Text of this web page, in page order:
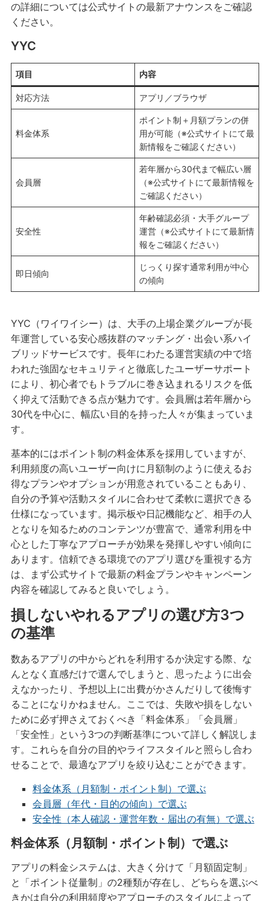
の詳細については公式サイトの最新アナウンスをご確認
ください。
YYC
項目 内容
対応方法 アプリ／ブラウザ
料金体系
ポイント制＋月額プランの併
用が可能（※公式サイトにて最
新情報をご確認ください）
会員層
若年層から30代まで幅広い層
（※公式サイトにて最新情報を
ご確認ください）
安全性
年齢確認必須・大手グループ
運営（※公式サイトにて最新情
報をご確認ください）
即日傾向
じっくり探す通常利用が中心
の傾向
YYC（ワイワイシー）は、大手の上場企業グループが長
年運営している安心感抜群のマッチング・出会い系ハイ
ブリッドサービスです。長年にわたる運営実績の中で培
われた強固なセキュリティと徹底したユーザーサポート
により、初心者でもトラブルに巻き込まれるリスクを低
く抑えて活動できる点が魅力です。会員層は若年層から
30代を中心に、幅広い目的を持った人々が集まっていま
す。
基本的にはポイント制の料金体系を採用していますが、
利用頻度の高いユーザー向けに月額制のように使えるお
得なプランやオプションが用意されていることもあり、
自分の予算や活動スタイルに合わせて柔軟に選択できる
仕様になっています。掲示板や日記機能など、相手の人
となりを知るためのコンテンツが豊富で、通常利用を中
心とした丁寧なアプローチが効果を発揮しやすい傾向に
あります。信頼できる環境でのアプリ選びを重視する方
は、まず公式サイトで最新の料金プランやキャンペーン
内容を確認してみると良いでしょう。
損しないやれるアプリの選び方3つ
の基準
数あるアプリの中からどれを利用するか決定する際、な
んとなく直感だけで選んでしまうと、思ったように出会
えなかったり、予想以上に出費がかさんだりして後悔す
ることになりかねません。ここでは、失敗や損をしない
ために必ず押さえておくべき「料金体系」「会員層」
「安全性」という3つの判断基準について詳しく解説しま
す。これらを自分の目的やライフスタイルと照らし合わ
せることで、最適なアプリを絞り込むことができます。
料金体系（月額制・ポイント制）で選ぶ
会員層（年代・目的の傾向）で選ぶ
安全性（本人確認・運営年数・届出の有無）で選ぶ
料金体系（月額制・ポイント制）で選ぶ
アプリの料金システムは、大きく分けて「月額固定制」
と「ポイント従量制」の2種類が存在し、どちらを選ぶべ
きかは自分の利用頻度やアプローチのスタイルによって